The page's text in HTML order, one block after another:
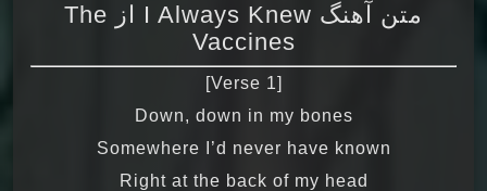
متن آهنگ I Always Knew از The
Vaccines
[Verse 1]
Down, down in my bones
Somewhere I’d never have known
Right at the back of my head